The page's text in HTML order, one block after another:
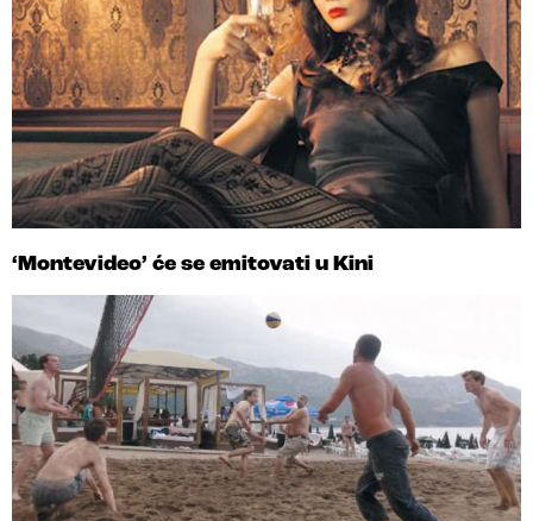
‘Montevideo’ će se emitovati u Kini